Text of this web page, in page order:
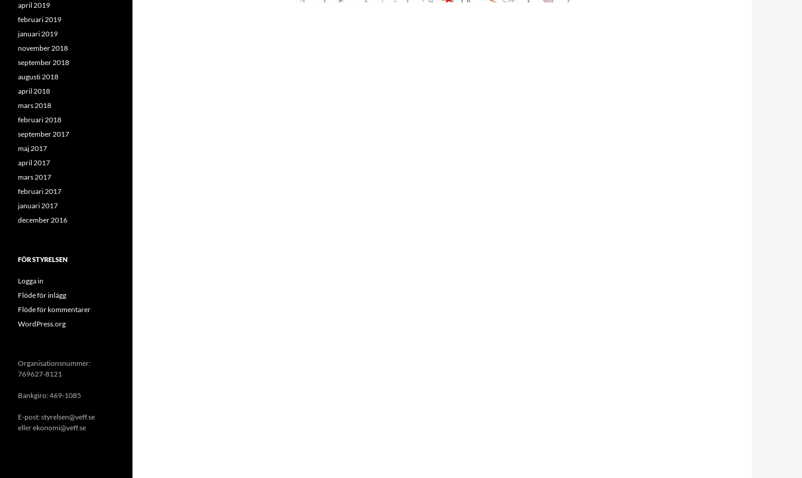
april 2019
februari 2019
januari 2019
november 2018
september 2018
augusti 2018
april 2018
mars 2018
februari 2018
september 2017
maj 2017
april 2017
mars 2017
februari 2017
januari 2017
december 2016
FÖR STYRELSEN
Logga in
Flöde för inlägg
Flöde för kommentarer
WordPress.org
Organisationsnummer:
769627-8121
Bankgiro: 469-1085
E-post: styrelsen@veff.se
eller ekonomi@veff.se